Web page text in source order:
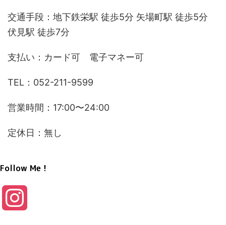
交通手段：地下鉄栄駅 徒歩5分 矢場町駅 徒歩5分
伏見駅 徒歩7分
支払い：カード可 電子マネー可
TEL：052-211-9599
営業時間：17:00〜24:00
定休日：無し
Follow Me！